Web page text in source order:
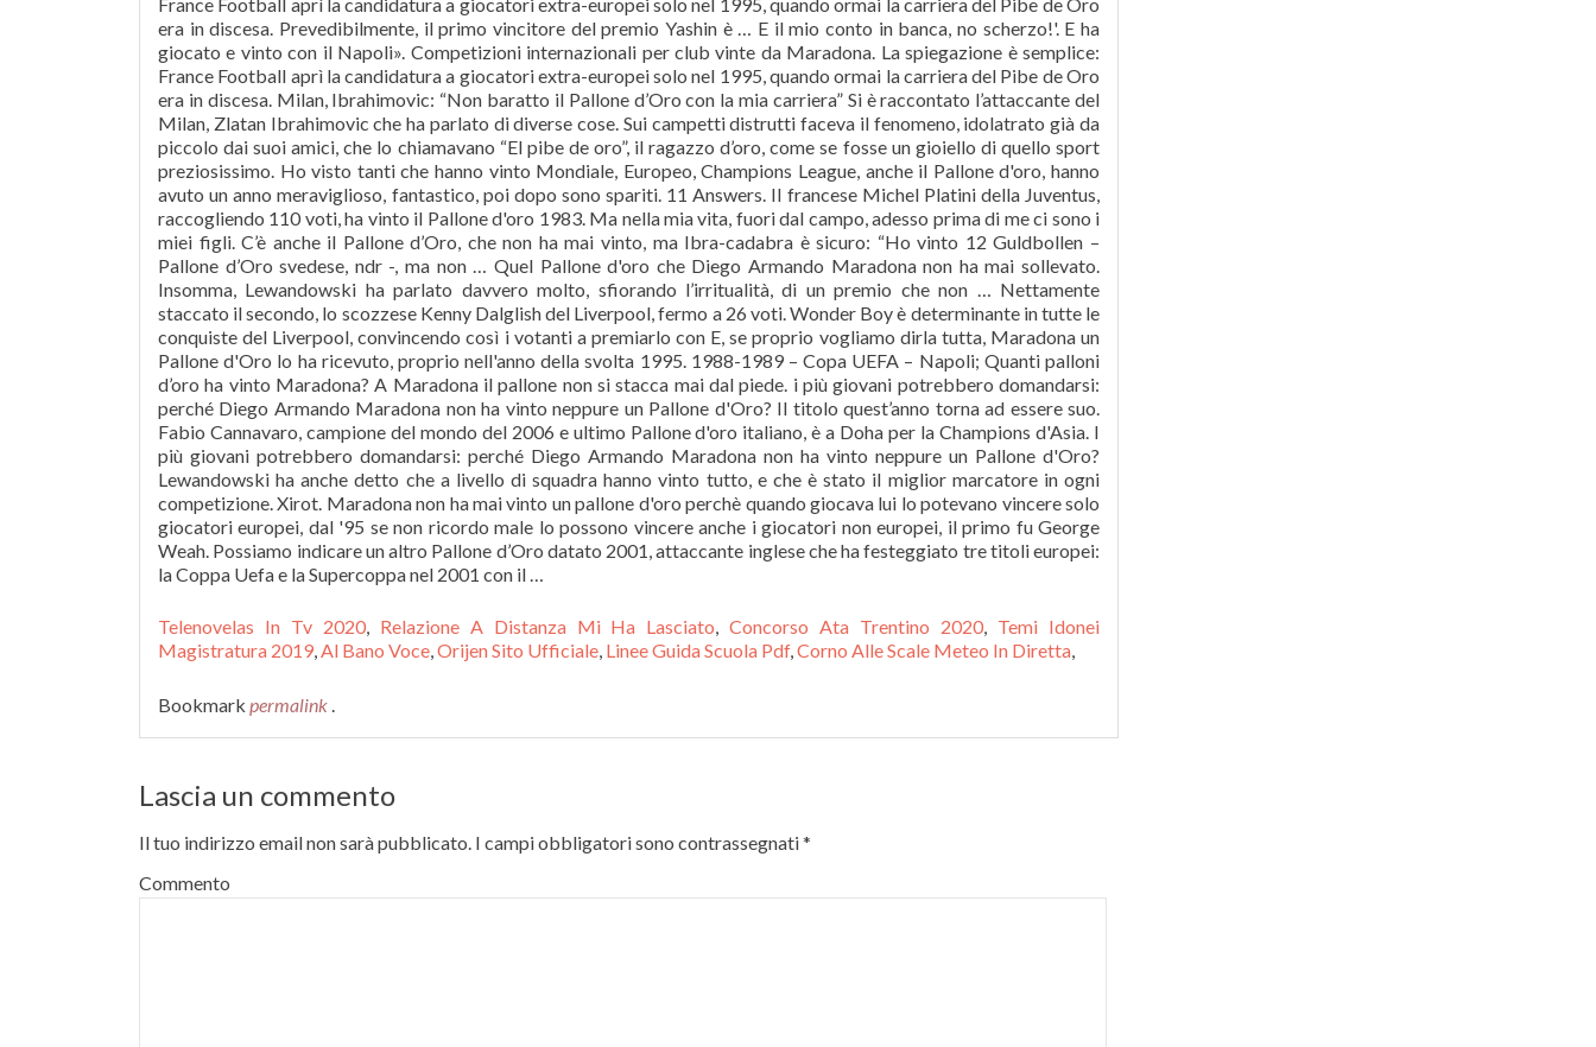
era in discesa. Prevedibilmente, il primo vincitore del premio Yashin è … E il mio conto in banca, no scherzo!'. E ha
giocato e vinto con il Napoli». Competizioni internazionali per club vinte da Maradona. La spiegazione è semplice:
France Football aprì la candidatura a giocatori extra-europei solo nel 1995, quando ormai la carriera del Pibe de Oro
era in discesa. Milan, Ibrahimovic: “Non baratto il Pallone d’Oro con la mia carriera” Si è raccontato l’attaccante del
Milan, Zlatan Ibrahimovic che ha parlato di diverse cose. Sui campetti distrutti faceva il fenomeno, idolatrato già da
piccolo dai suoi amici, che lo chiamavano “El pibe de oro”, il ragazzo d’oro, come se fosse un gioiello di quello sport
preziosissimo. Ho visto tanti che hanno vinto Mondiale, Europeo, Champions League, anche il Pallone d'oro, hanno
avuto un anno meraviglioso, fantastico, poi dopo sono spariti. 11 Answers. Il francese Michel Platini della Juventus,
raccogliendo 110 voti, ha vinto il Pallone d'oro 1983. Ma nella mia vita, fuori dal campo, adesso prima di me ci sono i
miei figli. C’è anche il Pallone d’Oro, che non ha mai vinto, ma Ibra-cadabra è sicuro: “Ho vinto 12 Guldbollen –
Pallone d’Oro svedese, ndr -, ma non … Quel Pallone d'oro che Diego Armando Maradona non ha mai sollevato.
Insomma, Lewandowski ha parlato davvero molto, sfiorando l’irritualità, di un premio che non … Nettamente
staccato il secondo, lo scozzese Kenny Dalglish del Liverpool, fermo a 26 voti. Wonder Boy è determinante in tutte le
conquiste del Liverpool, convincendo così i votanti a premiarlo con E, se proprio vogliamo dirla tutta, Maradona un
Pallone d'Oro lo ha ricevuto, proprio nell'anno della svolta 1995. 1988-1989 – Copa UEFA – Napoli; Quanti palloni
d’oro ha vinto Maradona? A Maradona il pallone non si stacca mai dal piede. i più giovani potrebbero domandarsi:
perché Diego Armando Maradona non ha vinto neppure un Pallone d'Oro? Il titolo quest’anno torna ad essere suo.
Fabio Cannavaro, campione del mondo del 2006 e ultimo Pallone d'oro italiano, è a Doha per la Champions d'Asia. I
più giovani potrebbero domandarsi: perché Diego Armando Maradona non ha vinto neppure un Pallone d'Oro?
Lewandowski ha anche detto che a livello di squadra hanno vinto tutto, e che è stato il miglior marcatore in ogni
competizione. Xirot. Maradona non ha mai vinto un pallone d'oro perchè quando giocava lui lo potevano vincere solo
giocatori europei, dal '95 se non ricordo male lo possono vincere anche i giocatori non europei, il primo fu George
Weah. Possiamo indicare un altro Pallone d’Oro datato 2001, attaccante inglese che ha festeggiato tre titoli europei:
la Coppa Uefa e la Supercoppa nel 2001 con il …
Telenovelas In Tv 2020, Relazione A Distanza Mi Ha Lasciato,Concorso Ata Trentino 2020, Temi Idonei
Magistratura 2019,Al Bano Voce,Orijen Sito Ufficiale, Linee Guida Scuola Pdf,Corno Alle Scale Meteo In Diretta,
Bookmark permalink .
Lascia un commento
Il tuo indirizzo email non sarà pubblicato. I campi obbligatori sono contrassegnati*
Commento